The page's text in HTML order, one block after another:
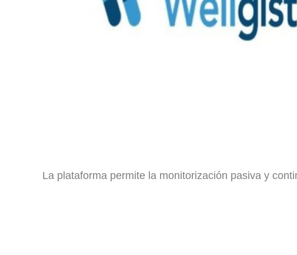
La plataforma permite la monitorización pasiva y